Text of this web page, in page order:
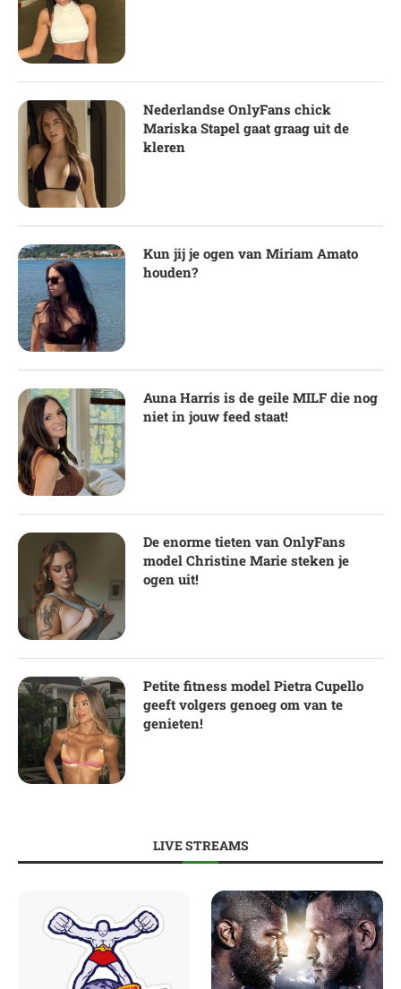
Nederlandse OnlyFans chick
Mariska Stapel gaat graag uit de
kleren
Kun jij je ogen van Miriam Amato
houden?
Auna Harris is de geile MILF die nog
niet in jouw feed staat!
De enorme tieten van OnlyFans
model Christine Marie steken je
ogen uit!
Petite fitness model Pietra Cupello
geeft volgers genoeg om van te
genieten!
LIVE STREAMS